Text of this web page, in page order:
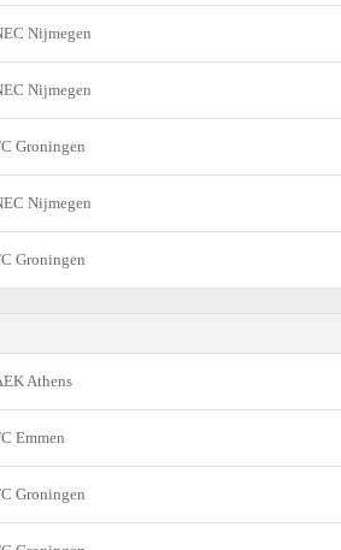
Nijmegen
Nijmegen
Groningen
Nijmegen
Groningen
Athens
Emmen
Groningen